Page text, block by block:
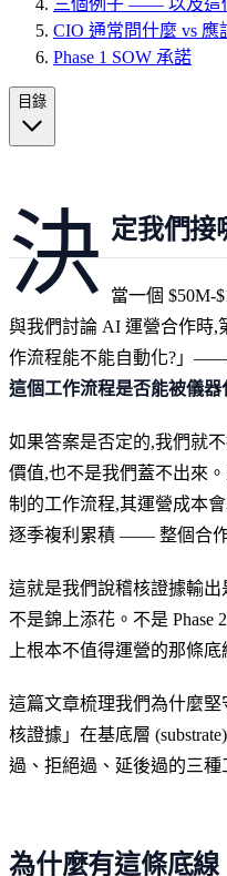
CIO 通常問什麼 vs 應
Phase 1 SOW 承諾
目錄
決 定我們接
當一個 $50M-
與我們討論 AI 運營合作時,
作流程能不能自動化?」
這個工作流程是否能被儀器
如果答案是否定的,我們就
價值,也不是我們蓋不出來
制的工作流程,其運營成本
逐季複利累積 —— 整個合
這就是我們說稽核證據輸出
不是錦上添花。不是 Phase
上根本不值得運營的那條底
這篇文章梳理我們為什麼
核證據」在基底層
過、拒絕過、延後過的三種
為什麼有這條底線